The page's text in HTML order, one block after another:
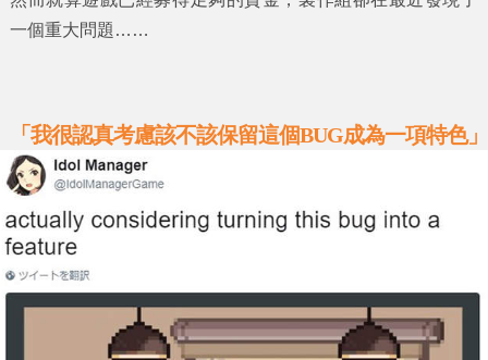
一個重大問題……
「我很認真考慮該不該保留這個BUG成為一項特色」